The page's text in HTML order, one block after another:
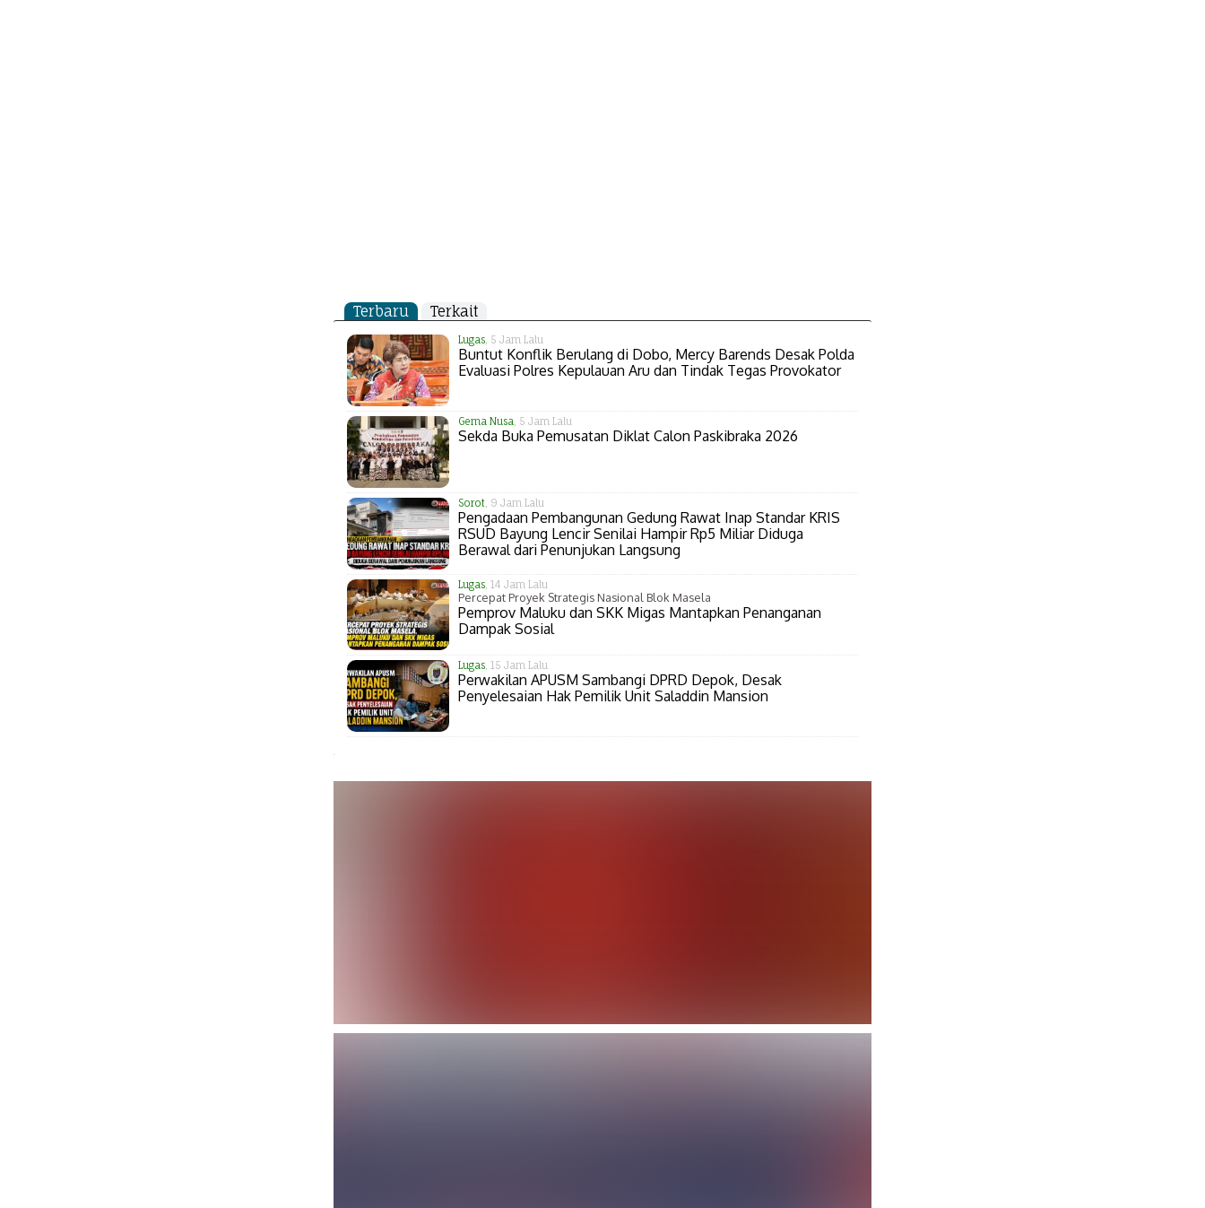
Terbaru Terkait
Lugas, 5 Jam Lalu
Buntut Konflik Berulang di Dobo, Mercy Barends Desak Polda
Evaluasi Polres Kepulauan Aru dan Tindak Tegas Provokator
Gema Nusa, 5 Jam Lalu
Sekda Buka Pemusatan Diklat Calon Paskibraka 2026
Sorot, 9 Jam Lalu
Pengadaan Pembangunan Gedung Rawat Inap Standar KRIS
RSUD Bayung Lencir Senilai Hampir Rp5 Miliar Diduga
Berawal dari Penunjukan Langsung
Lugas , 14 Jam Lalu
Percepat Proyek Strategis Nasional Blok Masela
Pemprov Maluku dan SKK Migas Mantapkan Penanganan
Dampak Sosial
Lugas, 15 Jam Lalu
Perwakilan APUSM Sambangi DPRD Depok, Desak
Penyelesaian Hak Pemilik Unit Saladdin Mansion